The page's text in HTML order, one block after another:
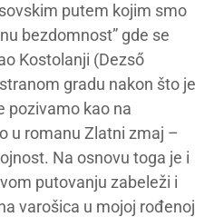
putem kojim smo
bezdomnost” gde se
Kostolanji (Dezső
gradu nakon što je
pozivamo kao na
u romanu Zlatni zmaj –
Na osnovu toga je i
putovanju zabeleži i
varošica u mojoj rođenoj